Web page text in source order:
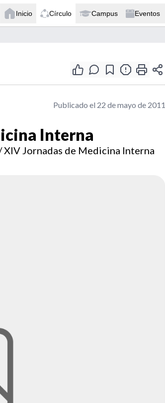
Inicio Círculo Campus Eventos
Publicado el 22 de mayo de 2011
Interna
Jornadas de Medicina Interna